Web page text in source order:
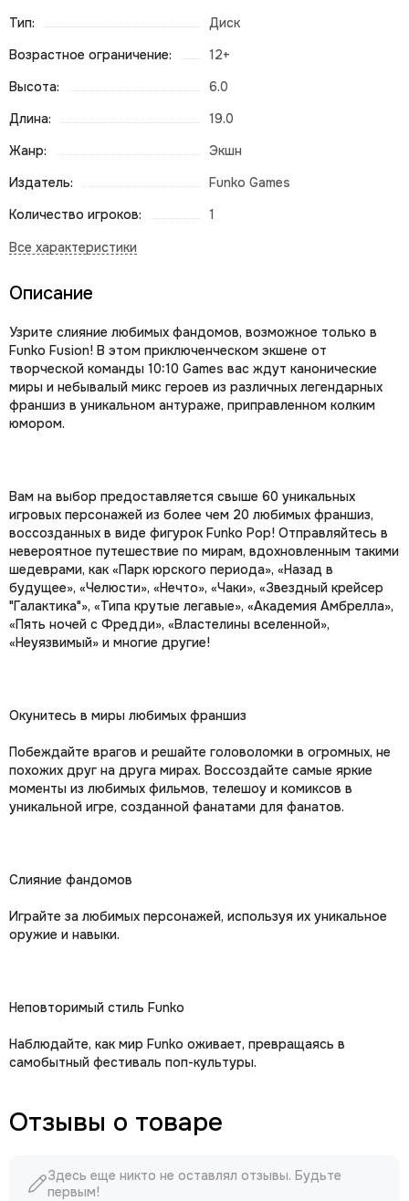
Тип:
Диск
Возрастное ограничение:
12+
Высота:
6.0
Длина:
19.0
Жанр:
Экшн
Издатель:
Funko Games
Количество игроков:
1
Описание
Узрите слияние любимых фандомов, возможное только в
Funko Fusion! В этом приключенческом экшене от
творческой команды 10:10 Games вас ждут канонические
миры и небывалый микс героев из различных легендарных
франшиз в уникальном антураже, приправленном колким
юмором.
Вам на выбор предоставляется свыше 60 уникальных
игровых персонажей из более чем 20 любимых франшиз,
воссозданных в виде фигурок Funko Pop! Отправляйтесь в
невероятное путешествие по мирам, вдохновленным такими
шедеврами, как «Парк юрского периода», «Назад в
будущее», «Челюсти», «Нечто», «Чаки», «Звездный крейсер
"Галактика"», «Типа крутые легавые», «Академия Амбрелла»,
«Пять ночей с Фредди», «Властелины вселенной»,
«Неуязвимый» и многие другие!
Окунитесь в миры любимых франшиз
Побеждайте врагов и решайте головоломки в огромных, не
похожих друг на друга мирах. Воссоздайте самые яркие
моменты из любимых фильмов, телешоу и комиксов в
уникальной игре, созданной фанатами для фанатов.
Слияние фандомов
Играйте за любимых персонажей, используя их уникальное
оружие и навыки.
Неповторимый стиль Funko
Наблюдайте, как мир Funko оживает, превращаясь в
самобытный фестиваль поп-культуры.
Отзывы о товаре
Здесь еще никто не оставлял отзывы. Будьте
первым!